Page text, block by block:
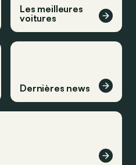
Les meilleures
voitures
Dernières news